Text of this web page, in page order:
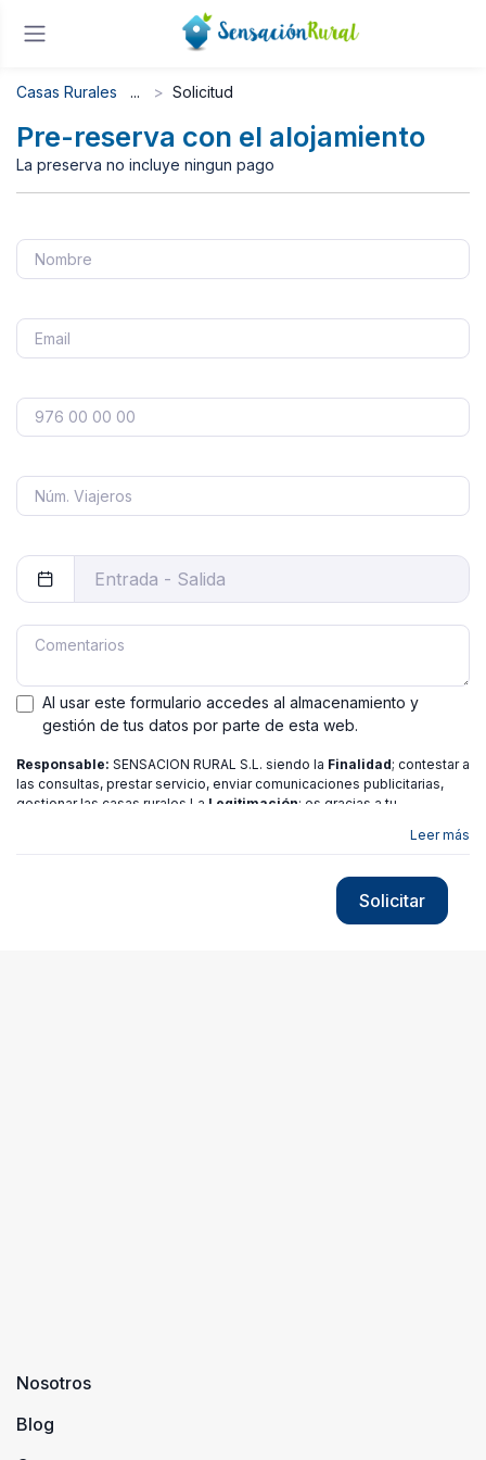
Casas Rurales Solicitud
Pre-reserva con el alojamiento
La preserva no incluye ningun pago
Al usar este formulario accedes al almacenamiento y
gestión de tus datos por parte de esta web.
Responsable: SENSACION RURAL S.L. siendo la Finalidad; contestar a
las consultas, prestar servicio, enviar comunicaciones publicitarias,
gestionar las casas rurales La Legitimación; es gracias a tu
de Acceso,
política de privacidad
Leer más
Solicitar
Nosotros
Blog